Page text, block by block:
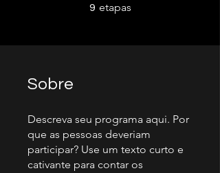
9 etapas
Sobre
Descreva seu programa aqui. Por
que as pessoas deveriam
participar? Use um texto curto e
cativante para contar os